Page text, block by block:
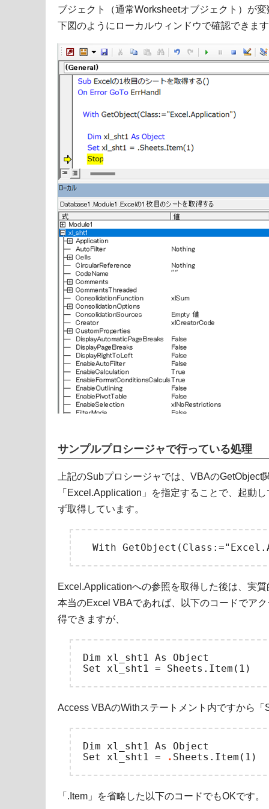
ブジェクト（通常Worksheetオブジェクト）が
下図のようにローカルウィンドウで確認できま
サンプルプロシージャで行っている処理
上記のSubプロシージャでは、VBAのGetObject
「Excel.Application」を指定することで、起動
ず取得しています。
Excel.Applicationへの参照を取得した後は、実
本当のExcel VBAであれば、以下のコードでア
得できますが、
Dim xl_sht1 As Object
Access VBAのWithステートメント内ですから
Dim xl_sht1 As Object
Set xl_sht1 =
.
「.Item」を省略した以下のコードでもOKです。